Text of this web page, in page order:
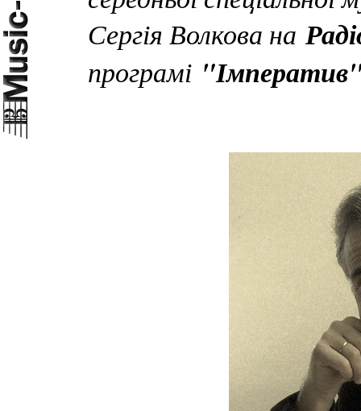
Сергія Волкова на
програмі